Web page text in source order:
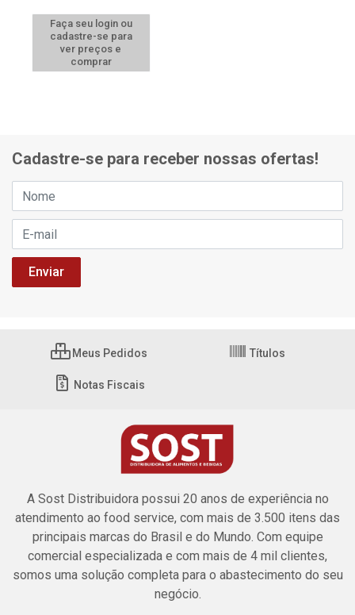
Faça seu login ou
cadastre-se para
ver preços e
comprar
Cadastre-se para receber nossas ofertas!
Meus Pedidos Títulos
Notas Fiscais
A Sost Distribuidora possui 20 anos de experiência no
atendimento ao food service, com mais de 3.500 itens das
principais marcas do Brasil e do Mundo. Com equipe
comercial especializada e com mais de 4 mil clientes,
somos uma solução completa para o abastecimento do seu
negócio.